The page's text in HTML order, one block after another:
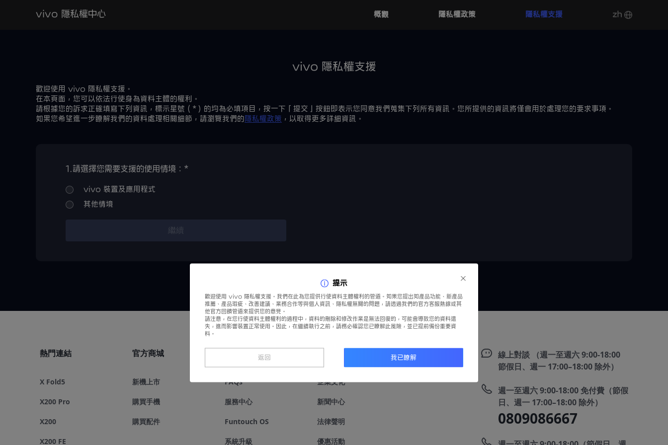
vivo 隱私權中心 概觀 隱私權政策 隱私權支援 zh
vivo 隱私權支援
歡迎使用 vivo 隱私權支援。
在本頁面，您可以依法行使身為資料主體的權利。
請根據您的訴求正確填寫下列資訊，標示星號（*）的均為必填項目，按一下「提交」按鈕即表示您同意我們蒐集下列所有資訊。您所提供的資訊將僅會用於處理您的要求事項。
如果您希望進一步瞭解我們的資料處理相關細節，請瀏覽我們的 隱私權政策 ，以取得更多詳細資訊。
1.請選擇您需要支援的使用情境：*
vivo 裝置及應用程式
其他情境
繼續
提示
歡迎使用 vivo 隱私權支援。我們在此為您提供行使資料主體權利的管道。如果您提出如產品功能、新產品
推薦、產品瑕疵、改善建議、業務合作等與個人資訊、隱私權無關的問題，請透過我們的官方客服熱線或其
他官方回饋管道來提供您的意見。
請注意，在您行使資料主體權利的過程中，資料的刪除和修改作業是無法回復的，可能會導致您的資料遺
失，進而影響裝置正常使用。因此，在繼續執行之前，請務必確認您已瞭解此風險，並已提前備份重要資
料。
返回 我已瞭解
熱門連結
X Fold5
X200 Pro
X200
X200 FE
官方商城
新機上市
購買手機
購買配件
FAQs
服務中心
Funtouch OS
系統升級
企業文化
新聞中心
法律聲明
優惠活動
線上對談 （週一至週六 9:00-18:00
節假日、週一 17:00–18:00 除外）
週一至週六 9:00-18:00 免付費（節假
日、週一 17:00–18:00 除外）
0809086667